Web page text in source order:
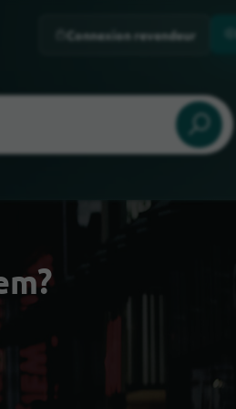
Connexion revendeur